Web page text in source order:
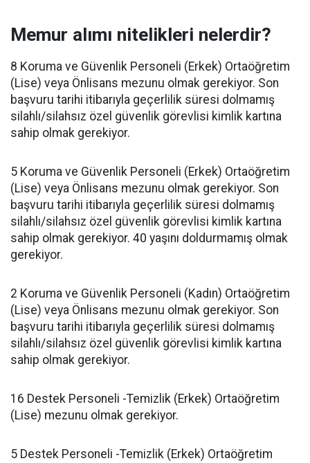
Memur alımı nitelikleri nelerdir?
8 Koruma ve Güvenlik Personeli (Erkek) Ortaöğretim
(Lise) veya Önlisans mezunu olmak gerekiyor. Son
başvuru tarihi itibarıyla geçerlilik süresi dolmamış
silahlı/silahsız özel güvenlik görevlisi kimlik kartına
sahip olmak gerekiyor.
5 Koruma ve Güvenlik Personeli (Erkek) Ortaöğretim
(Lise) veya Önlisans mezunu olmak gerekiyor. Son
başvuru tarihi itibarıyla geçerlilik süresi dolmamış
silahlı/silahsız özel güvenlik görevlisi kimlik kartına
sahip olmak gerekiyor. 40 yaşını doldurmamış olmak
gerekiyor.
2 Koruma ve Güvenlik Personeli (Kadın) Ortaöğretim
(Lise) veya Önlisans mezunu olmak gerekiyor. Son
başvuru tarihi itibarıyla geçerlilik süresi dolmamış
silahlı/silahsız özel güvenlik görevlisi kimlik kartına
sahip olmak gerekiyor.
16 Destek Personeli -Temizlik (Erkek) Ortaöğretim
(Lise) mezunu olmak gerekiyor.
5 Destek Personeli -Temizlik (Erkek) Ortaöğretim